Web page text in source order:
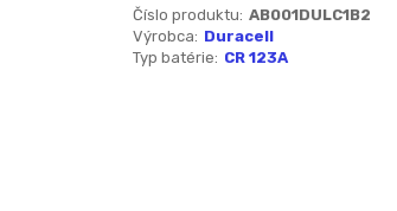
Číslo produktu: AB001DULC1B2
Výrobca: Duracell
Typ batérie: CR 123A